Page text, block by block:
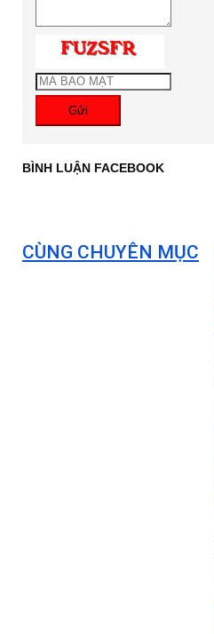
Gửi
BÌNH LUẬN FACEBOOK
CÙNG CHUYÊN MỤC